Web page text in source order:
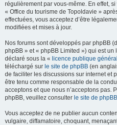
régulièrement par vous-même. En effet,
« Office du tourisme de Topoldavie »
effectuées, vous acceptez d’être
modifiées et mises à jour.
Nos forums sont développés par phpBB
phpBB » et « phpBB Limited ») qui est
déclaré sous la « licence publique
téléchargé sur le site de phpBB (en
de faciliter les discussions sur internet et
être tenu comme responsable de la
acceptons et que nous n’acceptons pas.
phpBB, veuillez consulter le site de phpBB
Vous acceptez de ne publier aucun
vulgaire, diffamatoire, choquant,